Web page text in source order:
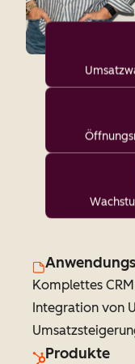
Komplettes CRM
Integration von
Produkte